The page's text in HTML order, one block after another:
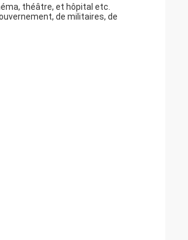
théâtre, et hôpital etc.
de militaires, de